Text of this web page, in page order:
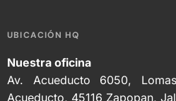
UBICACIÓN HQ
Nuestra oficina
Av. Acueducto 6050,
Acueducto, 45116 Zapopan,